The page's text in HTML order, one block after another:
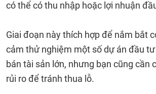
có thể có thu nhập hoặc lợi nhuận
Giai đoạn này thích hợp để nắm bắt
cảm thử nghiệm một số dự án đầu
bán tài sản lớn, nhưng bạn cũng cần
rủi ro để tránh thua lỗ.